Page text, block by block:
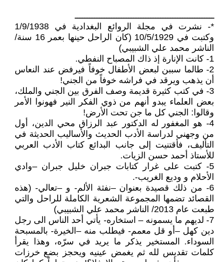
ـــــــــــــــــــــــــــــــــــــــــــــــــــــــــ
*- نشرت في مجلة الروائع البغدادية في 1/9/1938
وكتبت في 10/5/1929 (كان الراحل حينها بعمر 16 سنة/
الناشر محمد علي الشبيبي)
1- كانت الإنارة إذ ذاك المصباح النفطي.
2- طالما سببن لبعض الأطفال خوفاً فيرفض عند النعاس
أن يذهب ويرقد في فراشه خوفاً من الجني!
3- في كتب كثيرة قديمة وصف الفرق بين الجني والملك،
بعض العلماء يبدو أنهم من ذوي الفكر النير فهونوا الأمر
وقالوا: الجني كل ما جن تحت الأرض!
4- هو المغفور له الدكتور عبد الرزاق محي الدين، أول
من وجهني لدراسة الأدب الحديث والأساليب الحديثة في
التأليف، فأقتنيت إلى جانب البدائع كتاب الأدب العربي
للأستاذ أحمد حسن الزيات.
5- كتبت على غرار كتابات جبران خليل جبران –وادي
الأحلام و وديع الغريب-.
6- من ذلك قصيدة بعنوان –نفثة الألم- و –تعالي- (هذه
القصائد تضمها المجموعة الشعرية الكاملة للراحل والتي
طبعت عام 2013/ الناشر محمد علي الشبيبي)
7- لديهم ما يسمونه – استخاره- يأتي أحد الناس الى رجل
دين كهل –أو قل معمم- فيطلب منه –الخيرة- بالمسبحة
السوداء. المستخير يذكر ما يريد في سرّه، وهذا يقرأ
كلمات تقديس لله ثم يغمض عينيه ويحجز بضع خرزات